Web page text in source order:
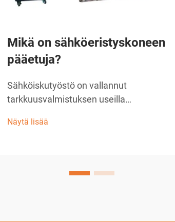
Mikä on sähköeristyskoneen
pääetuja?
Sähköiskutyöstö on vallannut
tarkkuusvalmistuksen useilla
vailla olevia mahdollisuuksia
Näytä lisää